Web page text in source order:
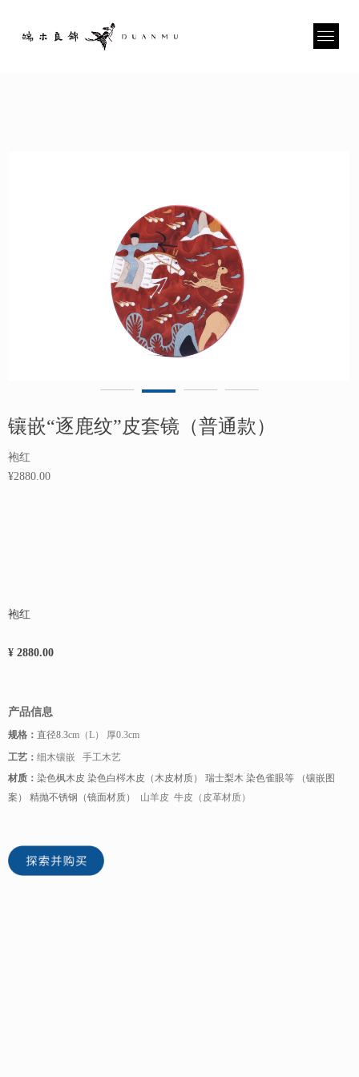
镶嵌“逐鹿纹”皮套镜（普通款）
袍红
¥2880.00
袍红
¥ 2880.00
产品信息
规格： 直径8.3cm（L） 厚0.3cm
工艺： 细木镶嵌 手工木艺
材质： 染色枫木皮 染色白梣木皮（木皮材质） 瑞士梨木 染色雀眼等 （镶嵌图
案） 精抛不锈钢（镜面材质）
山羊皮 牛皮（皮革材质）